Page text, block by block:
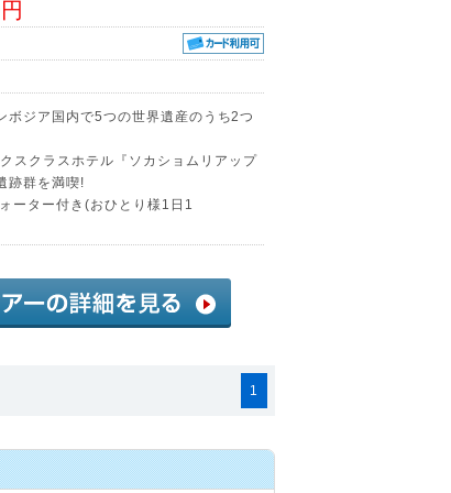
ボジア国内で5つの世界遺産のうち2つ
スクラスホテル『ソカショムリアップ
跡群を満喫!
ーター付き(おひとり様1日1
1